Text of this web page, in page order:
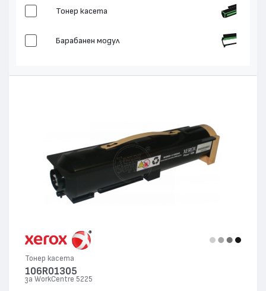
Тонер касета
Барабанен модул
Тонер касета
106R01305
за WorkCentre 5225